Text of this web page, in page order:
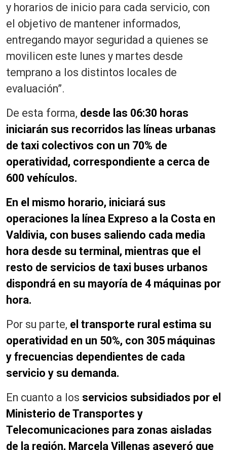
y horarios de inicio para cada servicio, con
el objetivo de mantener informados,
entregando mayor seguridad a quienes se
movilicen este lunes y martes desde
temprano a los distintos locales de
evaluación”.
De esta forma, desde las 06:30 horas
iniciarán sus recorridos las líneas urbanas
de taxi colectivos con un 70% de
operatividad, correspondiente a cerca de
600 vehículos.
En el mismo horario, iniciará sus
operaciones la línea Expreso a la Costa en
Valdivia, con buses saliendo cada media
hora desde su terminal, mientras que el
resto de servicios de taxi buses urbanos
dispondrá en su mayoría de 4 máquinas por
hora.
Por su parte, el transporte rural estima su
operatividad en un 50%, con 305 máquinas
y frecuencias dependientes de cada
servicio y su demanda.
En cuanto a los servicios subsidiados por el
Ministerio de Transportes y
Telecomunicaciones para zonas aisladas
de la región, Marcela Villenas aseveró que